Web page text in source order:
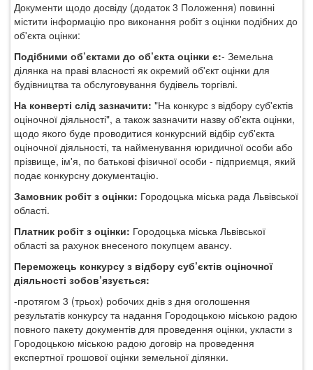
Документи щодо досвіду (додаток 3 Положення) повинні
містити інформацію про виконання робіт з оцінки подібних до
об'єкта оцінки:
Подібними об’єктами до об’єкта оцінки є:- Земельна
ділянка на праві власності як окремий об'єкт оцінки для
будівництва та обслуговування будівель торгівлі.
На конверті слід зазначити: "На конкурс з відбору суб'єктів
оціночної діяльності", а також зазначити назву об'єкта оцінки,
щодо якого буде проводитися конкурсний відбір суб'єкта
оціночної діяльності, та найменування юридичної особи або
прізвище, ім'я, по батькові фізичної особи - підприємця, який
подає конкурсну документацію.
Замовник робіт з оцінки: Городоцька міська рада Львівської
області.
Платник робіт з оцінки: Городоцька міська Львівської
області за рахунок внесеного покупцем авансу.
Переможець конкурсу з відбору суб’єктів оціночної
діяльності зобов’язується:
-протягом 3 (трьох) робочих днів з дня оголошення
результатів конкурсу та надання Городоцькою міською радою
повного пакету документів для проведення оцінки, укласти з
Городоцькою міською радою договір на проведення
експертної грошової оцінки земельної ділянки.